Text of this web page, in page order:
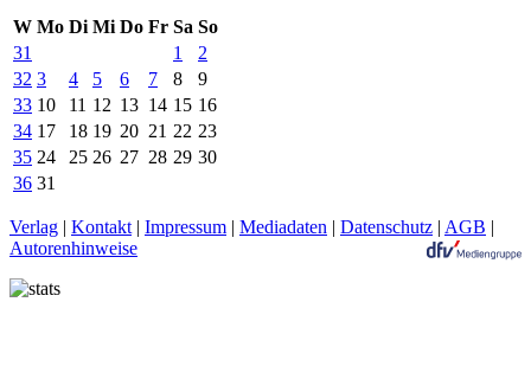
W Mo Di Mi Do Fr Sa So
31
1
2
32 3 4 5 6 7 8
9
33 10 11 12 13 14 15 16
34 17 18 19 20 21 22 23
35 24 25 26 27 28 29 30
36 31
Verlag | Kontakt | Impressum | Mediadaten | Datenschutz | AGB |
Autorenhinweise